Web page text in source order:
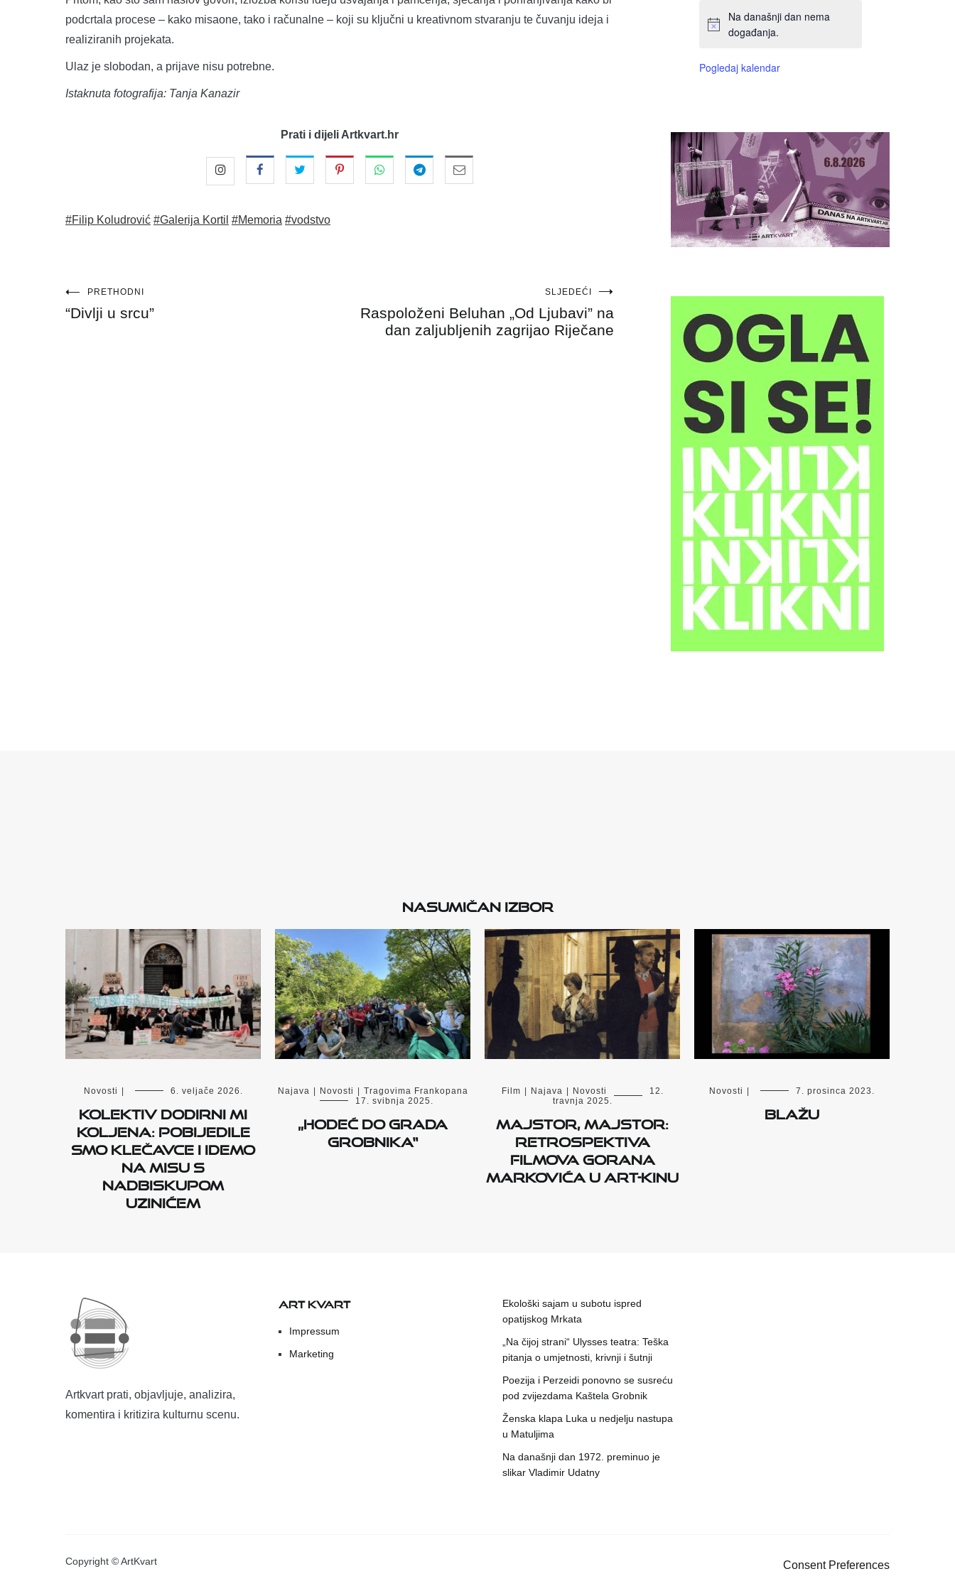
podcrtala procese – kako misaone, tako i računalne – koji su ključni u kreativnom stvaranju te čuvanju ideja i
realiziranih projekata.
Ulaz je slobodan, a prijave nisu potrebne.
Istaknuta fotografija: Tanja Kanazir
Prati i dijeli Artkvart.hr
#Filip Koludrović #Galerija Kortil #Memoria #vodstvo
Navigacija
objava
PRETHODNI
“Divlji u srcu”
SLJEDEĆI
Raspoloženi Beluhan „Od Ljubavi” na
dan zaljubljenih zagrijao Riječane
Na današnji dan nema
događanja.
Pogledaj kalendar
Nasumičan izbor
Novosti 6. veljače 2026.
Kolektiv Dodirni mi
koljena: Pobijedile
smo klečavce i idemo
na misu s
nadbiskupom
Uzinićem
Najava Novosti
Tragovima Frankopana
17. svibnja 2025.
„HODEĆ DO GRADA
GROBNIKA“
Film Najava Novosti
12.
travnja 2025.
Majstor, majstor:
Retrospektiva
filmova Gorana
Markovića u Art-kinu
Novosti 7. prosinca 2023.
BLAŽU
Artkvart prati, objavljuje, analizira,
komentira i kritizira kulturnu scenu.
ART KVART
Impressum
Marketing
Ekološki sajam u subotu ispred
opatijskog Mrkata
„Na čijoj strani“ Ulysses teatra: Teška
pitanja o umjetnosti, krivnji i šutnji
Poezija i Perzeidi ponovno se susreću
pod zvijezdama Kaštela Grobnik
Ženska klapa Luka u nedjelju nastupa
u Matuljima
Na današnji dan 1972. preminuo je
slikar Vladimir Udatny
Copyright © ArtKvart Consent Preferences